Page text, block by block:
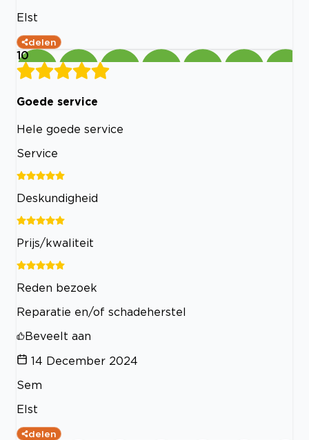
Elst
delen
10
Goede service
Hele goede service
Service
Deskundigheid
Prijs/kwaliteit
Reden bezoek
Reparatie en/of schadeherstel
Beveelt aan
14 December 2024
Sem
Elst
delen